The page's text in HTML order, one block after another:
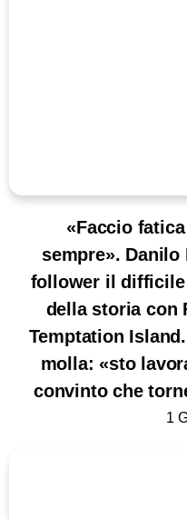
«Faccio
sempre». Danilo
follower il difficile
della storia con
Temptation
molla: «sto
convinto che
1